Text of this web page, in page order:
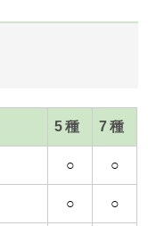
5種 7種
○ ○
○ ○